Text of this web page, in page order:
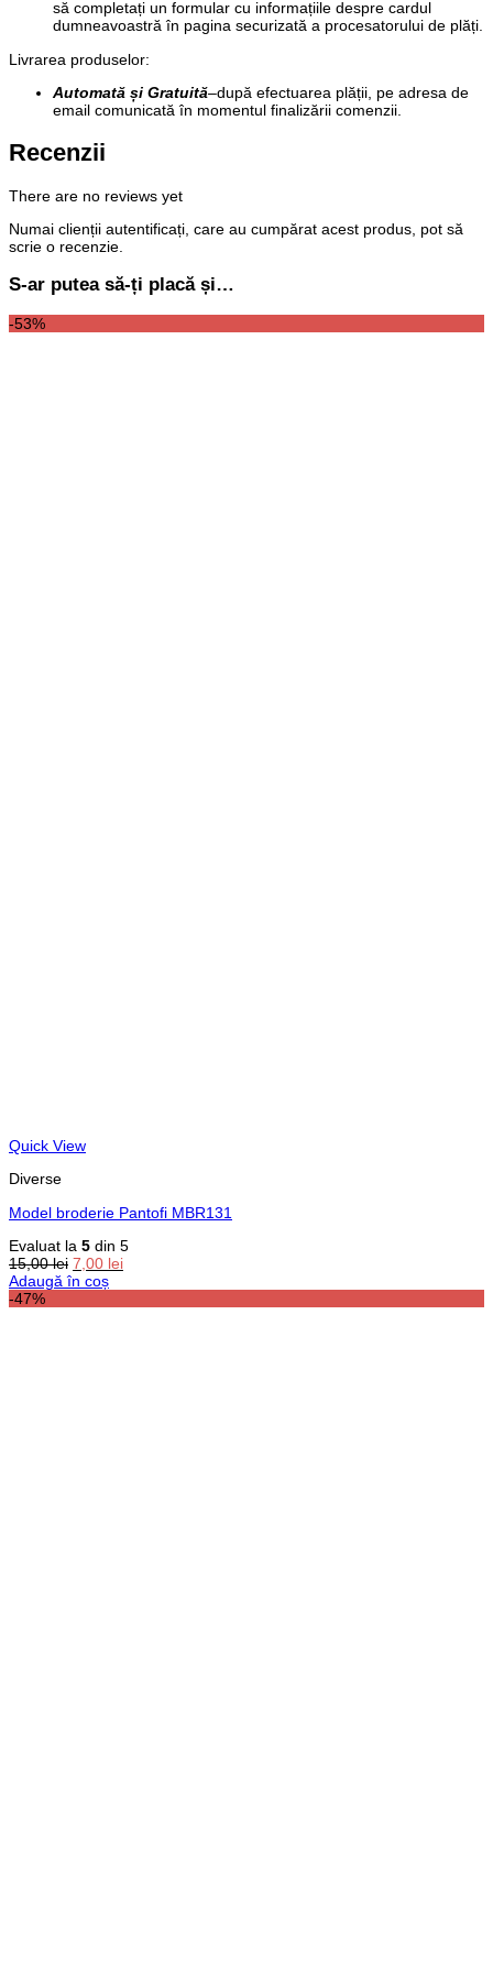
să completați un formular cu informațiile despre cardul
dumneavoastră în pagina securizată a procesatorului de plăți.
Livrarea produselor:
Automată și Gratuită–după efectuarea plății, pe adresa de
email comunicată în momentul finalizării comenzii.
Recenzii
There are no reviews yet
Numai clienții autentificați, care au cumpărat acest produs, pot să
scrie o recenzie.
S-ar putea să-ți placă și…
-53%
Quick View
Diverse
Model broderie Pantofi MBR131
Evaluat la 5 din 5
15,00lei Prețul
inițial
7,00 leiPrețul
Adaugă în coș
-47%